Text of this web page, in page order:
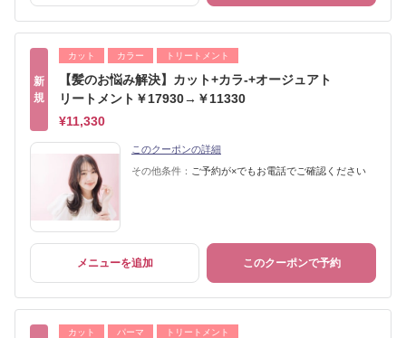
新
規
カット カラー トリートメント
【髪のお悩み解決】カット+カラ-+オージュアト
リートメント￥17930→￥11330
¥11,330
このクーポンの詳細
その他条件： ご予約が×でもお電話でご確認ください
メニューを追加 このクーポンで予約
カット パーマ トリートメント